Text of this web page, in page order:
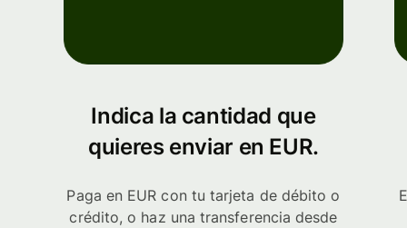
Indica la cantidad que
quieres enviar en EUR.
Paga en EUR con tu tarjeta de débito o
crédito, o haz una transferencia desde